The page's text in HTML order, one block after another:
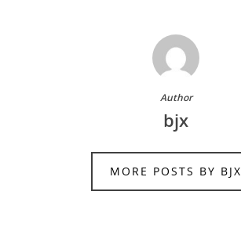
Author
bjx
MORE POSTS BY BJX